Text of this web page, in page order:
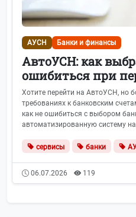
АУСН Банки и финансы
АвтоУСН: как
ошибиться при
Хотите перейти на АвтоУСН, но
требованиях к банковским
как не ошибиться с выбором
автоматизированную систему
сервисы банки
06.07.2026 119